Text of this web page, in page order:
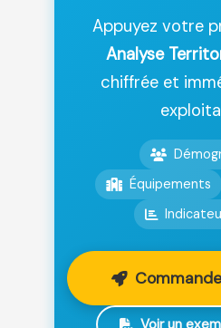
Appuyez votre
Analyse
chiffrée et
Équipements